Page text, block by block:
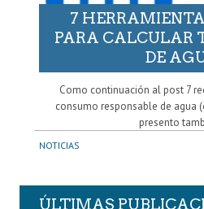
7
PARA CALCULAR
DE
Como continuación al post 7
consumo responsable de agua
presento
NOTICIAS
ÚLTIMAS